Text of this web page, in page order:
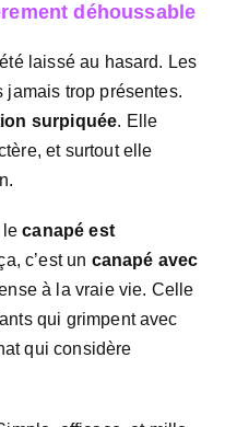
déhoussable
laissé au hasard. Les
jamais trop présentes.
surpiquée. Elle
et surtout elle
lecanapé est
c’est un canapé avec
à la vraie vie. Celle
qui grimpent avec
qui considère